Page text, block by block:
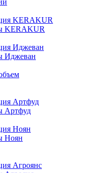
KERAKUR
KERAKUR
Иджеван
Иджеван
Артфуд
Артфуд
Ноян
Ноян
Агроянс